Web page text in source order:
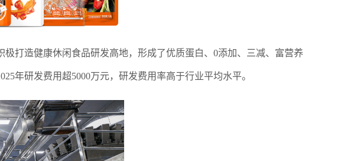
打造健康休闲食品研发高地，形成了优质蛋白、0添加、三减、富营养
年研发费用超5000万元，研发费用率高于行业平均水平。